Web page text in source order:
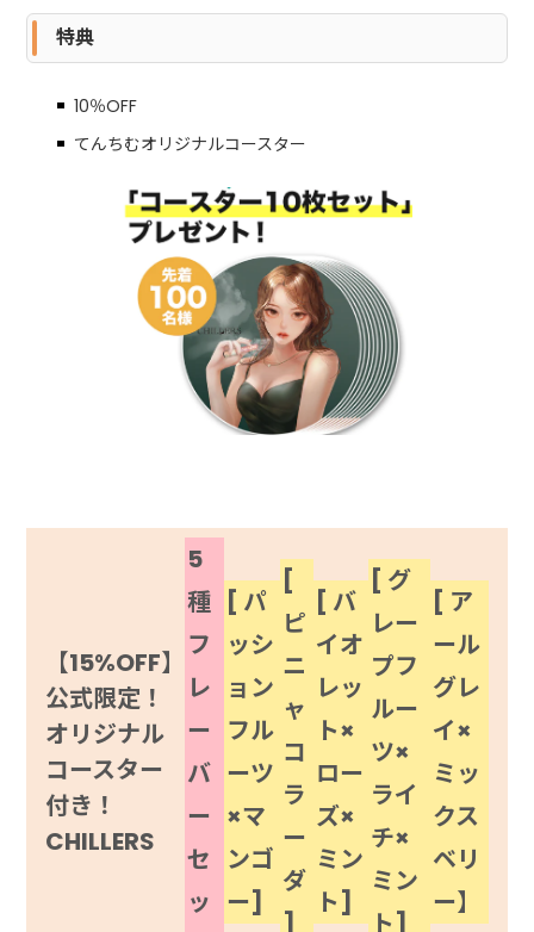
特典
10％OFF
てんちむオリジナルコースター
【15%OFF】
公式限定！
オリジナル
コースター
付き！
CHILLERS
5
種
フ
レ
ー
バ
ー
セ
ッ
[ パ
ッシ
ョン
フル
ーツ
×マ
ンゴ
ー]
[
ピ
ニ
ャ
コ
ラ
ー
ダ
]
[ バ
イオ
レッ
ト×
ロー
ズ×
ミン
ト]
[ グ
レー
プフ
ルー
ツ×
ライ
チ×
ミン
ト]
[ ア
ール
グレ
イ×
ミッ
クス
ベリ
ー】